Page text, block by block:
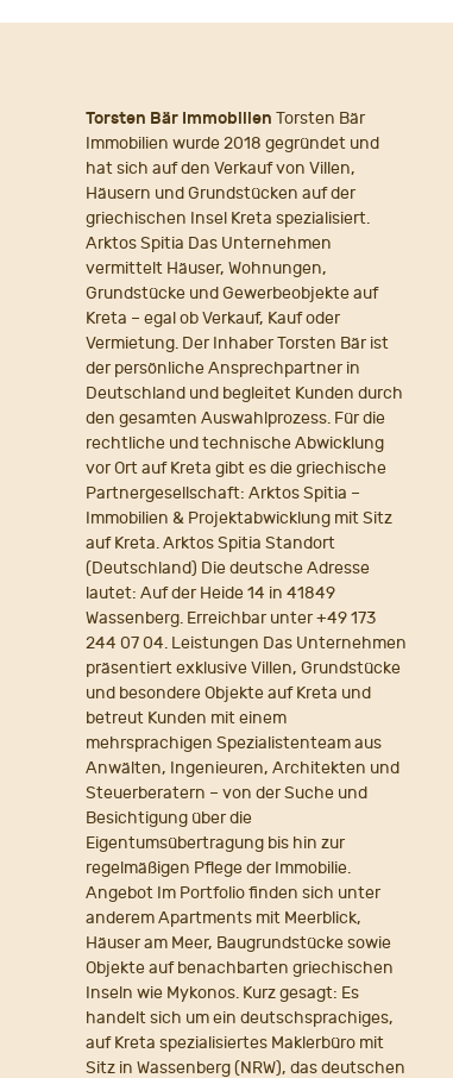
Torsten Bär Immobilien Torsten Bär
Immobilien wurde 2018 gegründet und
hat sich auf den Verkauf von Villen,
Häusern und Grundstücken auf der
griechischen Insel Kreta spezialisiert.
Arktos Spitia Das Unternehmen
vermittelt Häuser, Wohnungen,
Grundstücke und Gewerbeobjekte auf
Kreta – egal ob Verkauf, Kauf oder
Vermietung. Der Inhaber Torsten Bär ist
der persönliche Ansprechpartner in
Deutschland und begleitet Kunden durch
den gesamten Auswahlprozess. Für die
rechtliche und technische Abwicklung
vor Ort auf Kreta gibt es die griechische
Partnergesellschaft: Arktos Spitia –
Immobilien & Projektabwicklung mit Sitz
auf Kreta. Arktos Spitia Standort
(Deutschland) Die deutsche Adresse
lautet: Auf der Heide 14 in 41849
Wassenberg. Erreichbar unter +49 173
244 07 04. Leistungen Das Unternehmen
präsentiert exklusive Villen, Grundstücke
und besondere Objekte auf Kreta und
betreut Kunden mit einem
mehrsprachigen Spezialistenteam aus
Anwälten, Ingenieuren, Architekten und
Steuerberatern – von der Suche und
Besichtigung über die
Eigentumsübertragung bis hin zur
regelmäßigen Pflege der Immobilie.
Angebot Im Portfolio finden sich unter
anderem Apartments mit Meerblick,
Häuser am Meer, Baugrundstücke sowie
Objekte auf benachbarten griechischen
Inseln wie Mykonos. Kurz gesagt: Es
handelt sich um ein deutschsprachiges,
auf Kreta spezialisiertes Maklerbüro mit
Sitz in Wassenberg (NRW), das deutschen